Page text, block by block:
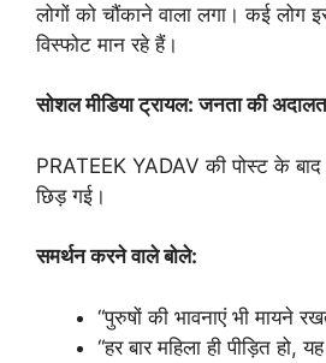
लोगों को चौंकाने वाला लगा। कई लोग
विस्फोट मान रहे हैं।
सोशलमीडियाट्रायल:जनताकी
PRATEEK YADAV की पोस्ट के बाद
छिड़ गई।
समर्थनकरनेवालेबोले:
“पुरुषों की भावनाएं भी मायने
“हर बार महिला ही पीड़ित हो,